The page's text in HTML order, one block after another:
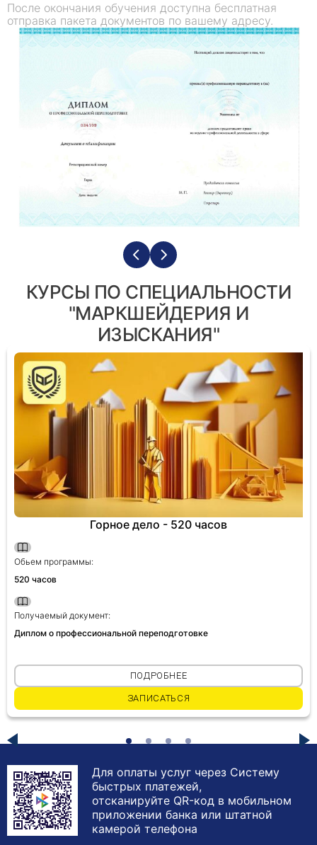
После окончания обучения доступна бесплатная
отправка пакета документов по вашему адресу.
КУРСЫ ПО СПЕЦИАЛЬНОСТИ
"МАРКШЕЙДЕРИЯ И
ИЗЫСКАНИЯ"
Горное дело - 520 часов
Обьем программы:
520 часов
Получаемый документ:
Диплом о профессиональной переподготовке
ПОДРОБНЕЕ
ЗАПИСАТЬСЯ
Для оплаты услуг через Систему
быстрых платежей,
отсканируйте QR-код в мобильном
приложении банка или штатной
камерой телефона